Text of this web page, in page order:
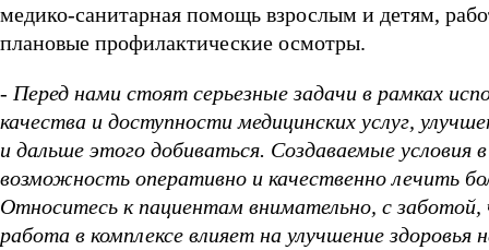
медико-санитарная помощь взрослым и детям,
плановые профилактические осмотры.
- Перед нами стоят серьезные задачи в рамках
качества и доступности медицинских услуг,
и дальше этого добиваться. Создаваемые
возможность оперативно и качественно лечить
Относитесь к пациентам внимательно, с
работа в комплексе влияет на улучшение здоровья